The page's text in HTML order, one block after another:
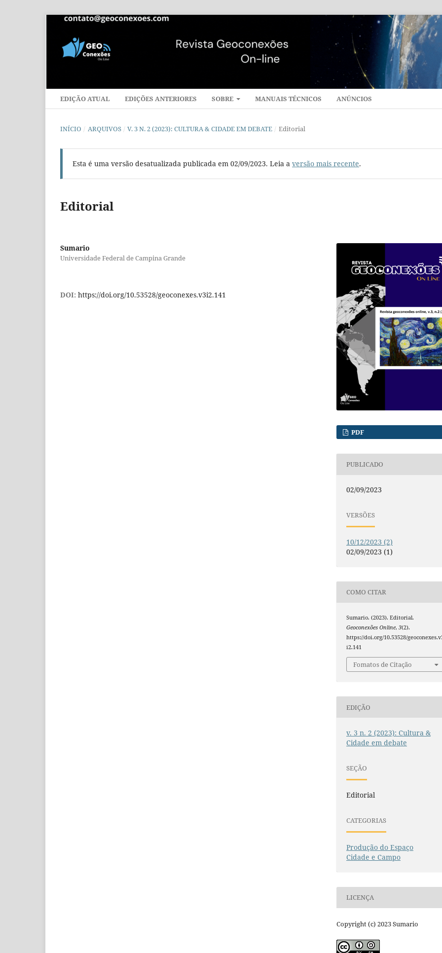
EDIÇÃO ATUAL EDIÇÕES ANTERIORES SOBRE MANUAIS TÉCNICOS ANÚNCIOS
INÍCIO / ARQUIVOS / V. 3 N. 2 (2023): CULTURA & CIDADE EM DEBATE / Editorial
Esta é uma versão desatualizada publicada em 02/09/2023. Leia a versão mais recente.
Editorial
Sumario
Universidade Federal de Campina Grande
DOI: https://doi.org/10.53528/geoconexes.v3i2.141
PDF
PUBLICADO
02/09/2023
VERSÕES
10/12/2023 (2)
02/09/2023 (1)
COMO CITAR
Sumario. (2023). Editorial.
Geoconexões Online,3(2).
https://doi.org/10.53528/
i2.141
Fomatos de Citação
EDIÇÃO
v. 3 n. 2 (2023): Cultura &
Cidade em debate
SEÇÃO
Editorial
CATEGORIAS
Produção do Espaço
Cidade e Campo
LICENÇA
Copyright (c) 2023 Sumario